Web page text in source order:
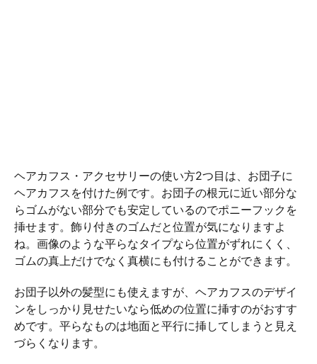
ヘアカフス・アクセサリーの使い方2つ目は、お団子に
ヘアカフスを付けた例です。お団子の根元に近い部分な
らゴムがない部分でも安定しているのでポニーフックを
挿せます。飾り付きのゴムだと位置が気になりますよ
ね。画像のような平らなタイプなら位置がずれにくく、
ゴムの真上だけでなく真横にも付けることができます。
お団子以外の髪型にも使えますが、ヘアカフスのデザイ
ンをしっかり見せたいなら低めの位置に挿すのがおすす
めです。平らなものは地面と平行に挿してしまうと見え
づらくなります。